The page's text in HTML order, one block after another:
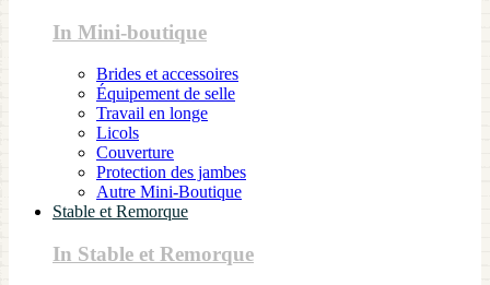
In Mini-boutique
Brides et accessoires
Équipement de selle
Travail en longe
Licols
Couverture
Protection des jambes
Autre Mini-Boutique
Stable et Remorque
In Stable et Remorque